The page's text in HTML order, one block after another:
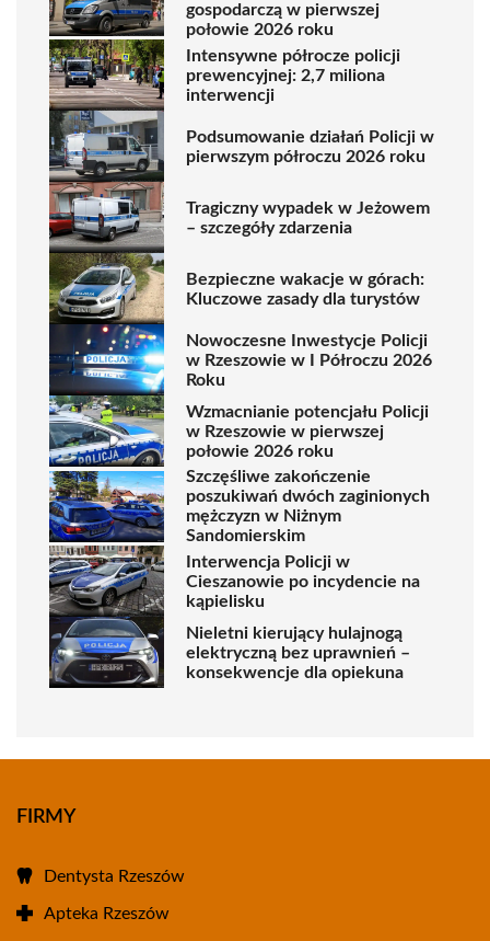
gospodarczą w pierwszej
połowie 2026 roku
Intensywne półrocze policji
prewencyjnej: 2,7 miliona
interwencji
Podsumowanie działań Policji w
pierwszym półroczu 2026 roku
Tragiczny wypadek w Jeżowem
– szczegóły zdarzenia
Bezpieczne wakacje w górach:
Kluczowe zasady dla turystów
Nowoczesne Inwestycje Policji
w Rzeszowie w I Półroczu 2026
Roku
Wzmacnianie potencjału Policji
w Rzeszowie w pierwszej
połowie 2026 roku
Szczęśliwe zakończenie
poszukiwań dwóch zaginionych
mężczyzn w Niżnym
Sandomierskim
Interwencja Policji w
Cieszanowie po incydencie na
kąpielisku
Nieletni kierujący hulajnogą
elektryczną bez uprawnień –
konsekwencje dla opiekuna
FIRMY
Dentysta Rzeszów
Apteka Rzeszów